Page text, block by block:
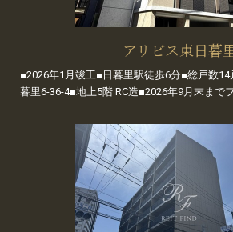
アリビス東日暮
■2026年1月竣工■日暮里駅徒歩6分■総戸数
暮里6-36-4■地上5階 RC造■2026年9月末まで